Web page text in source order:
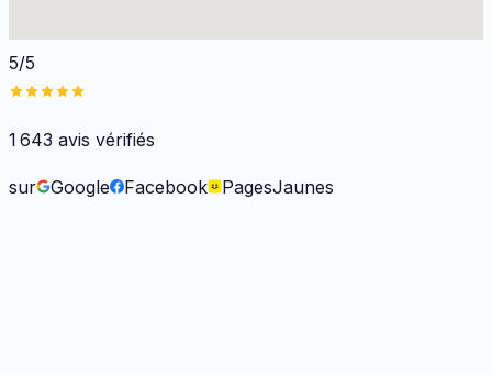
5/5
1 643 avis vérifiés
sur Google Facebook PagesJaunes